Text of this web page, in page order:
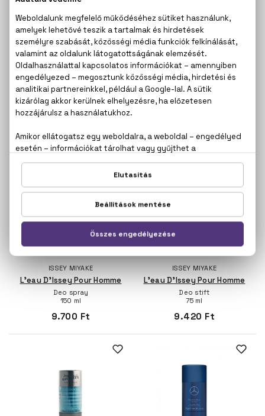
ISSEY MIYAKE
L'eau D'Issey
Deo spray
15.040 Ft
ISSEY MIYAKE
L'eau D'Issey
12.810 Ft
ISSEY MIYAKE
L'eau D'Issey Pour Homme
Deo spray
150 ml
9.700 Ft
ISSEY MIYAKE
L'eau D'Issey Pour Homme
Deo stift
75 ml
9.420 Ft